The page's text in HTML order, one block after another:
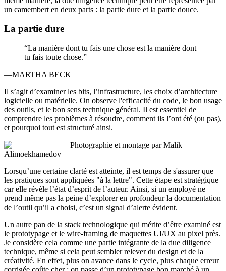
un camembert en deux parts : la partie dure et la partie douce.
La partie dure
“La manière dont tu fais une chose est la manière dont
tu fais toute chose.”
—MARTHA BECK
Il s’agit d’examiner les bits, l’infrastructure, les choix d’architecture
logicielle ou matérielle. On observe l'efficacité du code, le bon usage
des outils, et le bon sens technique général. Il est essentiel de
comprendre les problèmes à résoudre, comment ils l’ont été (ou pas),
et pourquoi tout est structuré ainsi.
Photographie et montage par Malik
Alimoekhamedov
Lorsqu’une certaine clarté est atteinte, il est temps de s'assurer que
les pratiques sont appliquées "à la lettre". Cette étape est stratégique
car elle révèle l’état d’esprit de l’auteur. Ainsi, si un employé ne
prend même pas la peine d’explorer en profondeur la documentation
de l’outil qu’il a choisi, c’est un signal d’alerte évident.
Un autre pan de la stack technologique qui mérite d’être examiné est
le prototypage et le wire-framing de maquettes UI/UX au pixel près.
Je considère cela comme une partie intégrante de la due diligence
technique, même si cela peut sembler relever du design et de la
créativité. En effet, plus on avance dans le cycle, plus chaque erreur